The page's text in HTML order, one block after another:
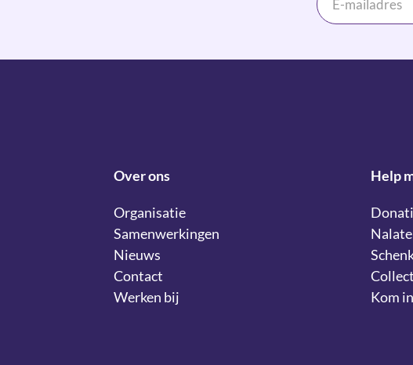
Over ons
Organisatie
Samenwerkingen
Nieuws
Contact
Werken bij
Help
Kom